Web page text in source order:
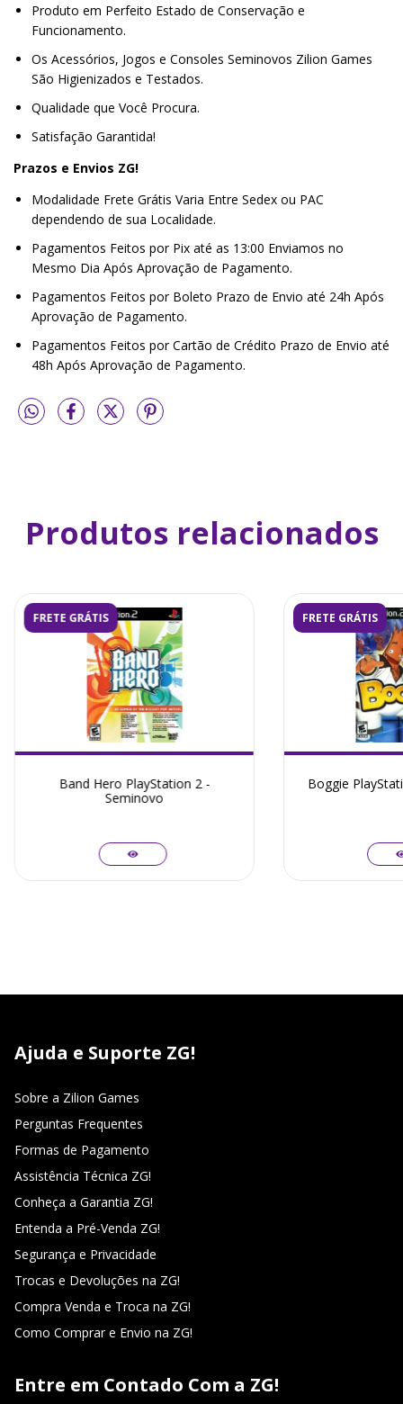
Produto em Perfeito Estado de Conservação e
Funcionamento.
Os Acessórios, Jogos e Consoles Seminovos Zilion Games
São Higienizados e Testados.
Qualidade que Você Procura.
Satisfação Garantida!
Prazos e Envios ZG!
Modalidade Frete Grátis Varia Entre Sedex ou PAC
dependendo de sua Localidade.
Pagamentos Feitos por Pix até as 13:00 Enviamos no
Mesmo Dia Após Aprovação de Pagamento.
Pagamentos Feitos por Boleto Prazo de Envio até 24h Após
Aprovação de Pagamento.
Pagamentos Feitos por Cartão de Crédito Prazo de Envio até
48h Após Aprovação de Pagamento.
Produtos relacionados
FRETE GRÁTIS
Band Hero PlayStation 2 -
Seminovo
FRETE GRÁTIS
Boggie
Ajuda e Suporte ZG!
Sobre a Zilion Games
Perguntas Frequentes
Formas de Pagamento
Assistência Técnica ZG!
Conheça a Garantia ZG!
Entenda a Pré-Venda ZG!
Segurança e Privacidade
Trocas e Devoluções na ZG!
Compra Venda e Troca na ZG!
Como Comprar e Envio na ZG!
Entre em Contado Com a ZG!